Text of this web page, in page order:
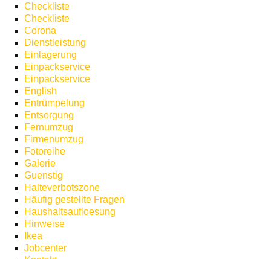
Checkliste
Checkliste
Corona
Dienstleistung
Einlagerung
Einpackservice
Einpackservice
English
Entrümpelung
Entsorgung
Fernumzug
Firmenumzug
Fotoreihe
Galerie
Guenstig
Halteverbotszone
Häufig gestellte Fragen
Haushaltsaufloesung
Hinweise
Ikea
Jobcenter